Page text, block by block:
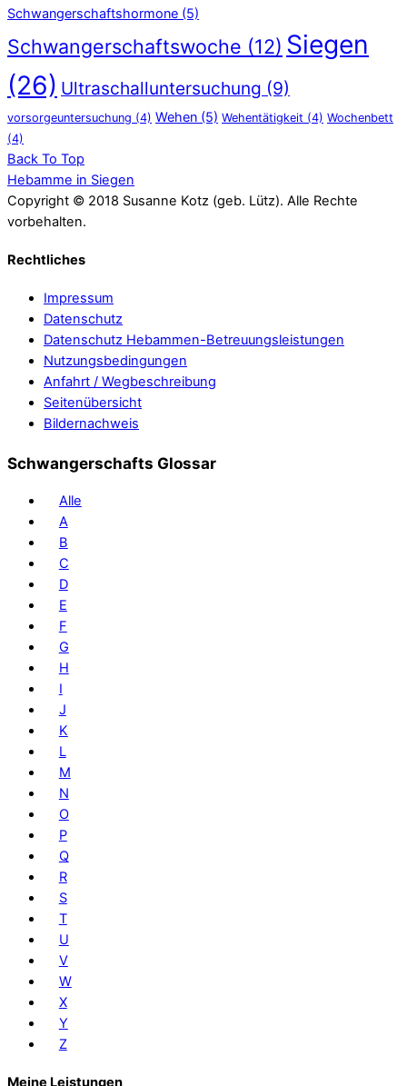
Schwangerschaftshormone (5)
Schwangerschaftswoche (12) Siegen
(26) Ultraschalluntersuchung (9)
vorsorgeuntersuchung (4) Wehen (5) Wehentätigkeit (4) Wochenbett
(4)
Back To Top
Hebamme in Siegen
Copyright © 2018 Susanne Kotz (geb. Lütz). Alle Rechte
vorbehalten.
Rechtliches
Impressum
Datenschutz
Datenschutz Hebammen-Betreuungsleistungen
Nutzungsbedingungen
Anfahrt / Wegbeschreibung
Seitenübersicht
Bildernachweis
Schwangerschafts Glossar
Alle
A
B
C
D
E
F
G
H
I
J
K
L
M
N
O
P
Q
R
S
T
U
V
W
X
Y
Z
Meine Leistungen